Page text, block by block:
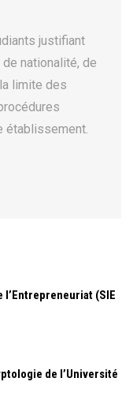
justifiant
nationalité, de
limite des
établissement.
l’Entrepreneuriat (SIE
de l’Université